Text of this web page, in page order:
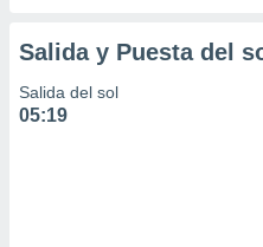
1199
Salida y Puesta del
Salida del sol
05:19